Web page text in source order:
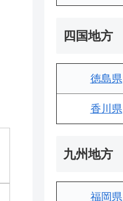
四国地方
徳島県
香川県
九州地方
福岡県